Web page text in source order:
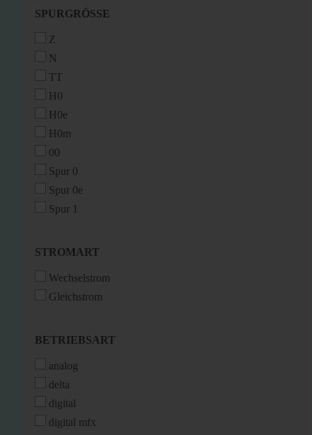
SPURGRÖSSE
SPURGRÖSSE
Z
N
TT
H0
H0e
H0m
00
Spur 0
Spur 0e
Spur 1
STROMART
STROMART
Wechselstrom
Gleichstrom
BETRIEBSART
BETRIEBSART
analog
delta
digital
digital mfx